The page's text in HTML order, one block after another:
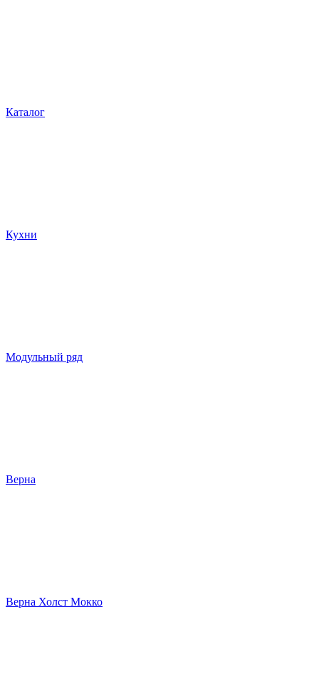
Каталог
Кухни
Модульный ряд
Верна
Верна Холст Мокко